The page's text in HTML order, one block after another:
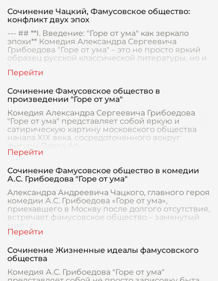
Сочинение Чацкий, Фамусовское общество:
конфликт двух эпох
--- ## **I. Введение: "Горе от ума" как зеркало
эпохи** Комедия Александра Сергеевича
Грибоедова "Горе от ума" – это не просто яркий
образец русской классической литературы, но и
Сочинение Фамусовское общество в
произведении "Горе от ума"
Комедия Александра Сергеевича Грибоедова
"Горе от ума" представляет собой яркую и
сатирическую картину московского общества
начала XIX века, сосредоточенного вокруг
фигуры Павла Аф
Сочинение Фамусовское общество в комедии
А.С. Грибоедова "Горе от ума"
Александра Андреевича Чацкого, главного героя
комедии А.С. Грибоедова «Горе от ума»,
приехавшего в Москву после долгого отсутствия,
встречает фамусовское общество – замкнутый
Сочинение Жизненные идеалы фамусовского
общества
Комедия А.С. Грибоедова "Горе от ума"